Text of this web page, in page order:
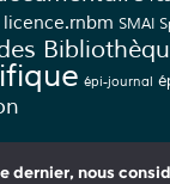
licence.rnbm SMAI
épi-journal
nous